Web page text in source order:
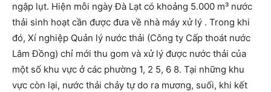
ngập lụt. Hiện mỗi ngày Đà Lạt có khoảng 5.000 m³ nước
thải sinh hoạt cần được đưa về nhà máy xử lý . Trong khi
đó, Xí nghiệp Quản lý nước thải (Công ty Cấp thoát nước
Lâm Đồng) chỉ mới thu gom và xử lý được nước thải của
một số khu vực ở các phường 1, 2 5, 6 8. Tại những khu
vực còn lại, nước thải chảy tự do ra mương, suối, khi kết